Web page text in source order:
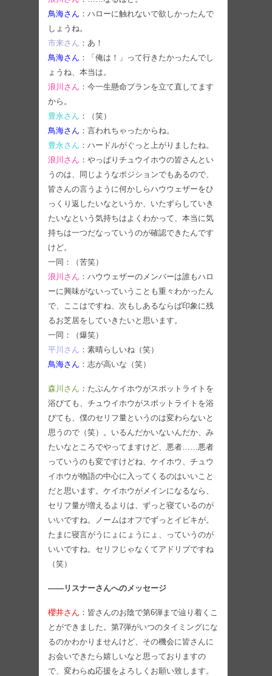
鳥海さん ：ハローに触れないで欲しかったんで
しょうね。
市来さん ：あ！
鳥海さん ：「俺は！」って行きたかったんでし
ょうね、本当は。
浪川さん ：今一生懸命プランを立て直してます
から。
豊永さん ：（笑）
鳥海さん ：言われちゃったからね。
豊永さん ：ハードルがぐっと上がりましたね。
浪川さん ：やっぱりチュウイホウの皆さんとい
うのは、同じようなポジションでもあるので、
皆さんの言うように何かしらハウウェザーをひ
っくり返したいなというか、いたずらしていき
たいなという気持ちはよくわかって、本当に気
持ちは一つだなっていうのが確認できたんです
けど。
一同：（苦笑）
浪川さん ：ハウウェザーのメンバーは誰もハロ
ーに興味がないっていうことも重々わかったん
で、ここはですね、次もしあるならば印象に残
るお芝居をしていきたいと思います。
一同：（爆笑）
平川さん ：素晴らしいね（笑）
鳥海さん ：志が高いな（笑）
森川さん ：たぶんケイホウがスポットライトを
浴びても、チュウイホウがスポットライトを浴
びても、僕のセリフ量というのは変わらないと
思うので（笑）。いるんだかいないんだか、み
たいなところでやってますけど、悪者……悪者
っていうのも変ですけどね、ケイホウ、チュウ
イホウが物語の中心に入ってくるのはいいこと
だと思います。ケイホウがメインになるなら、
セリフ量が増えるよりは、ずっと寝ているのが
いいですね。ノームはオフでずっとイビキが。
たまに寝言がうにょにょうにょ、っていうのが
いいですね。セリフじゃなくてアドリブですね
（笑）
――リスナーさんへのメッセージ
櫻井さん ：皆さんのお陰で第6弾まで辿り着くこ
とができました。第7弾がいつのタイミングにな
るのかわかりませんけど、その機会に皆さんに
お会いできたら嬉しいなと思っておりますの
で、変わらぬ応援をよろしくお願い致します。